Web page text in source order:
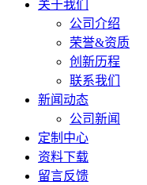
关于我们
公司介绍
荣誉&资质
创新历程
联系我们
新闻动态
公司新闻
定制中心
资料下载
留言反馈